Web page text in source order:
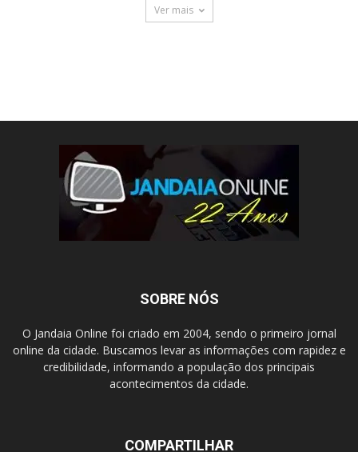
Ver mais
SOBRE NÓS
O Jandaia Online foi criado em 2004, sendo o primeiro jornal
online da cidade. Buscamos levar as informações com rapidez e
credibilidade, informando a população dos principais
acontecimentos da cidade.
COMPARTILHAR